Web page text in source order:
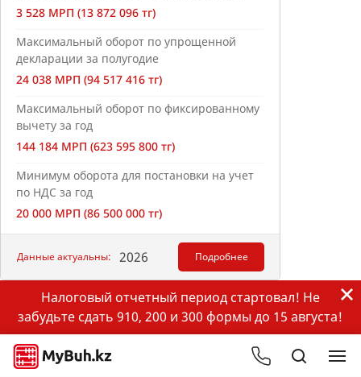
3 528 МРП (13 872 096 тг)
Максимальный оборот по упрощенной
декларации за полугодие
24 038 МРП (94 517 416 тг)
Максимальный оборот по фиксированному
вычету за год
144 184 МРП (623 595 800 тг)
Минимум оборота для постановки на учет
по НДС за год
20 000 МРП (86 500 000 тг)
Данные актуальны: 2026 Подробнее
Налоговый отчетный период стартовал! Не
забудьте сдать 910, 200 и 300 формы до 15 августа!